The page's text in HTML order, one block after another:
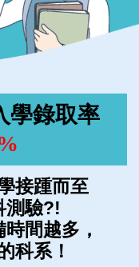
學錄取率
接踵而至
測驗?!
間越多，
科系！